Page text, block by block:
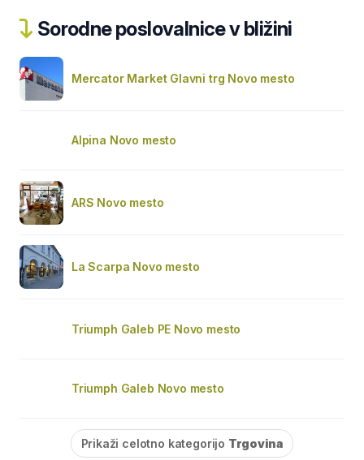
Sorodne poslovalnice v bližini
Mercator Market Glavni trg Novo mesto
Alpina Novo mesto
ARS Novo mesto
La Scarpa Novo mesto
Triumph Galeb PE Novo mesto
Triumph Galeb Novo mesto
Prikaži celotno kategorijo Trgovina